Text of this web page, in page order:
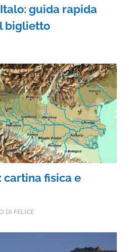
guida rapida
biglietto
cartina fisica e
DI FELICE